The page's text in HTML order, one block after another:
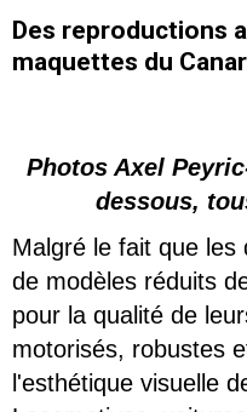
Des reproductions
maquettes du
Photos Axel
dessous,
Malgré le fait que les
de modèles réduits
pour la qualité de
motorisés, robustes
l'esthétique visuelle